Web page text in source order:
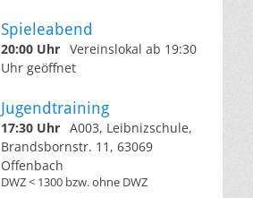
Spieleabend
20:00 Uhr Vereinslokal ab 19:30
Uhr geöffnet
Jugendtraining
17:30 Uhr A003, Leibnizschule,
Brandsbornstr. 11, 63069
Offenbach
DWZ < 1300 bzw. ohne DWZ